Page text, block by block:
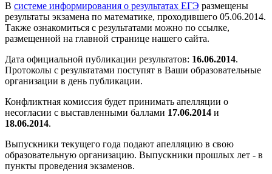
В системе информирования о результатах ЕГЭ размещены
результаты экзамена по математике, проходившего 05.06.2014.
Также ознакомиться с результатами можно по ссылке,
размещенной на главной странице нашего сайта.
Дата официальной публикации результатов: 16.06.2014.
Протоколы с результатами поступят в Ваши образовательные
организации в день публикации.
Конфликтная комиссия будет принимать апелляции о
несогласии с выставленными баллами 17.06.2014 и
18.06.2014.
Выпускники текущего года подают апелляцию в свою
образовательную организацию. Выпускники прошлых лет - в
пункты проведения экзаменов.